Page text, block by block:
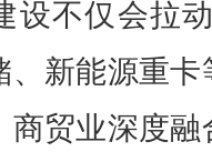
设不仅会拉
、新能源重
商贸业深度